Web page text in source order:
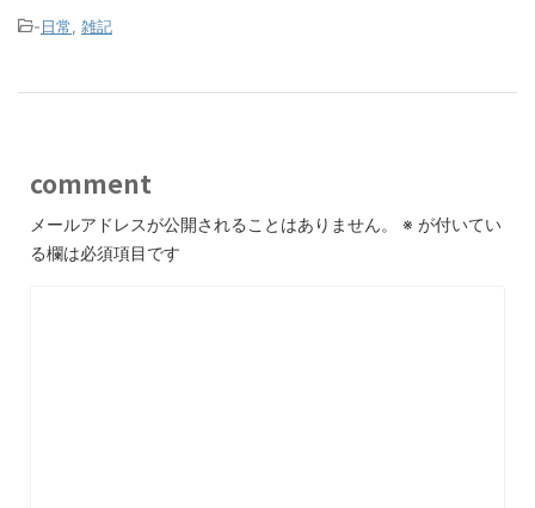
-日常 雑記
comment
メールアドレスが公開されることはありません。 ※ が付いてい
る欄は必須項目です